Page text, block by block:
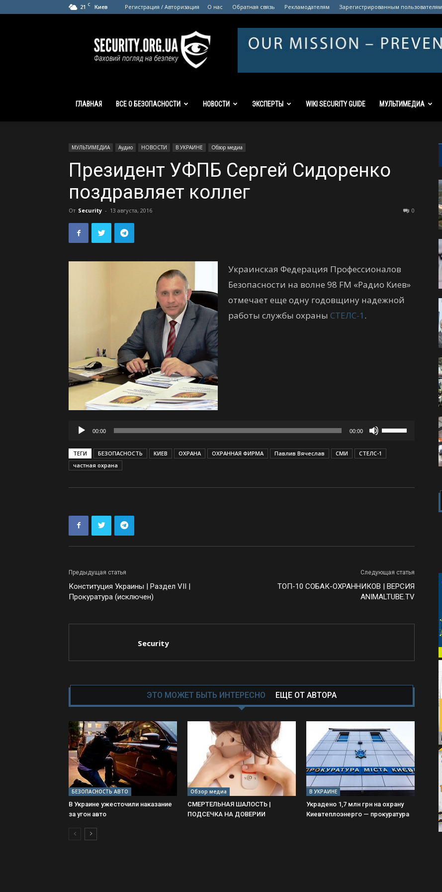
21 C Киев Регистрация / Авторизация О нас Обратная связь Рекламодателям Зарегистрированным пользователям
SECURITY.org.ua
ГЛАВНАЯ ВСЕ О БЕЗОПАСНОСТИ НОВОСТИ ЭКСПЕРТЫ WIKI SECURITY GUIDE МУЛЬТИМЕДИА
МУЛЬТИМЕДИА Аудио НОВОСТИ В УКРАИНЕ Обзор медиа
Президент УФПБ Сергей Сидоренко
поздравляет коллег
От Security - 13 августа, 2016 0
Украинская Федерация Профессионалов
Безопасности на волне 98 FМ «Радио Киев»
отмечает еще одну годовщину надежной
работы службы охраны СТЕЛС-1 .
00:00 00:00
Используйте
вверх/
чтобы
ТЕГИ БЕЗОПАСНОСТЬ КИЕВ ОХРАНА ОХРАННАЯ ФИРМА Павлив Вячеслав СМИ
СТЕЛС-1
частная охрана
Предыдущая статья
Конституция Украины | Раздел VII |
Прокуратура (исключен)
Следующая статья
ТОП-10 СОБАК-ОХРАННИКОВ | ВЕРСИЯ
ANIMALTUBE.TV
Security
ЭТО МОЖЕТ БЫТЬ ИНТЕРЕСНО ЕЩЕ ОТ АВТОРА
БЕЗОПАСНОСТЬ АВТО
В Украине ужесточили наказание
за угон авто
Обзор медиа
СМЕРТЕЛЬНАЯ ШАЛОСТЬ |
ПОДСЕЧКА НА ДОВЕРИИ
В УКРАИНЕ
Украдено 1,7 млн грн на охрану
Киевтеплоэнерго — прокуратура